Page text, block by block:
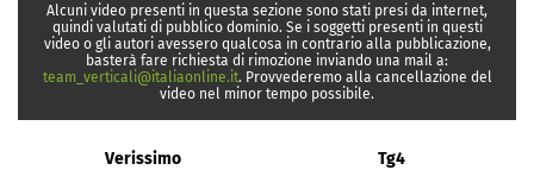
Alcuni video presenti in questa sezione sono stati presi da internet,
quindi valutati di pubblico dominio. Se i soggetti presenti in questi
video o gli autori avessero qualcosa in contrario alla pubblicazione,
basterà fare richiesta di rimozione inviando una mail a:
team_verticali@italiaonline.it. Provvederemo alla cancellazione del
video nel minor tempo possibile.
Verissimo Tg4